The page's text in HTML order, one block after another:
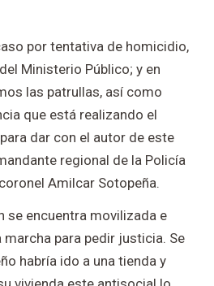
por tentativa de homicidio,
Ministerio Público; y en
las patrullas, así como
que está realizando el
dar con el autor de este
regional de la Policía
Amilcar Sotopeña.
se encuentra movilizada e
para pedir justicia. Se
habría ido a una tienda y